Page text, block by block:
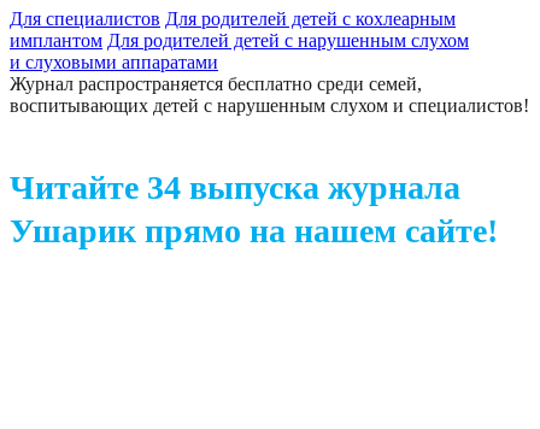
Для специалистов Для родителей детей с кохлеарным
имплантом Для родителей детей с нарушенным слухом
и слуховыми аппаратами
Журнал распространяется бесплатно среди семей,
воспитывающих детей с нарушенным слухом и специалистов!
Читайте 34 выпуска журнала
Ушарик прямо на нашем сайте!